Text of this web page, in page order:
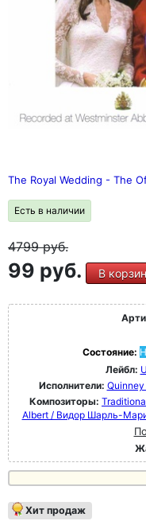
The Royal Wedding - The
Есть в наличии
4799руб.
99 руб. В
Состояние:
Лейбл:
Исполнители: Quinney
Композиторы:
Albert / Видор Шарль-
Хит продаж